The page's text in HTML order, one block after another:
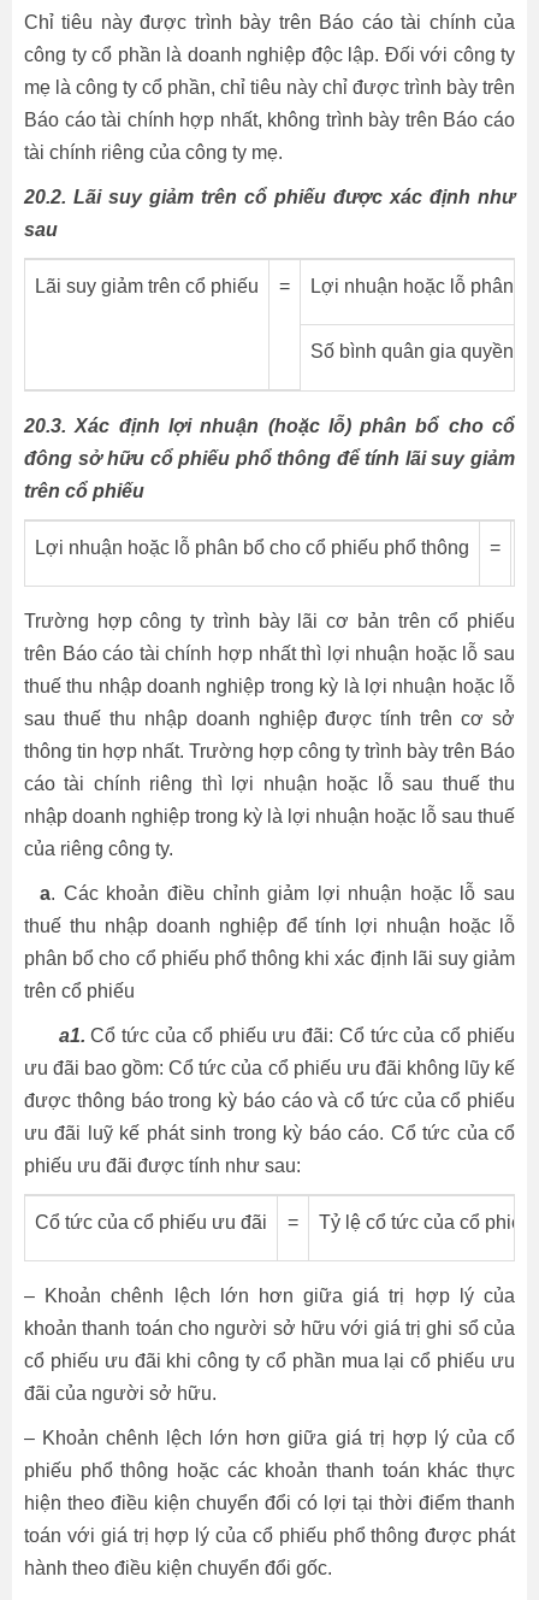
Chỉ tiêu này được trình bày trên Báo cáo tài chính của
công ty cổ phần là doanh nghiệp độc lập. Đối với công ty
mẹ là công ty cổ phần, chỉ tiêu này chỉ được trình bày trên
Báo cáo tài chính hợp nhất, không trình bày trên Báo cáo
tài chính riêng của công ty mẹ.
20.2. Lãi suy giảm trên cổ phiếu được xác định như
sau
Lãi suy giảm trên cổ phiếu = Lợi nhuận hoặc lỗ phân
Số bình quân gia quyền
20.3. Xác định lợi nhuận (hoặc lỗ) phân bổ cho cổ
đông sở hữu cổ phiếu phổ thông để tính lãi suy giảm
trên cổ phiếu
Lợi nhuận hoặc lỗ phân bổ cho cổ phiếu phổ thông =
Trường hợp công ty trình bày lãi cơ bản trên cổ phiếu
trên Báo cáo tài chính hợp nhất thì lợi nhuận hoặc lỗ sau
thuế thu nhập doanh nghiệp trong kỳ là lợi nhuận hoặc lỗ
sau thuế thu nhập doanh nghiệp được tính trên cơ sở
thông tin hợp nhất. Trường hợp công ty trình bày trên Báo
cáo tài chính riêng thì lợi nhuận hoặc lỗ sau thuế thu
nhập doanh nghiệp trong kỳ là lợi nhuận hoặc lỗ sau thuế
của riêng công ty.
a. Các khoản điều chỉnh giảm lợi nhuận hoặc lỗ sau
thuế thu nhập doanh nghiệp để tính lợi nhuận hoặc lỗ
phân bổ cho cổ phiếu phổ thông khi xác định lãi suy giảm
trên cổ phiếu
a1. Cổ tức của cổ phiếu ưu đãi: Cổ tức của cổ phiếu
ưu đãi bao gồm: Cổ tức của cổ phiếu ưu đãi không lũy kế
được thông báo trong kỳ báo cáo và cổ tức của cổ phiếu
ưu đãi luỹ kế phát sinh trong kỳ báo cáo. Cổ tức của cổ
phiếu ưu đãi được tính như sau:
Cổ tức của cổ phiếu ưu đãi = Tỷ lệ cổ tức của cổ phiếu
– Khoản chênh lệch lớn hơn giữa giá trị hợp lý của
khoản thanh toán cho người sở hữu với giá trị ghi sổ của
cổ phiếu ưu đãi khi công ty cổ phần mua lại cổ phiếu ưu
đãi của người sở hữu.
– Khoản chênh lệch lớn hơn giữa giá trị hợp lý của cổ
phiếu phổ thông hoặc các khoản thanh toán khác thực
hiện theo điều kiện chuyển đổi có lợi tại thời điểm thanh
toán với giá trị hợp lý của cổ phiếu phổ thông được phát
hành theo điều kiện chuyển đổi gốc.